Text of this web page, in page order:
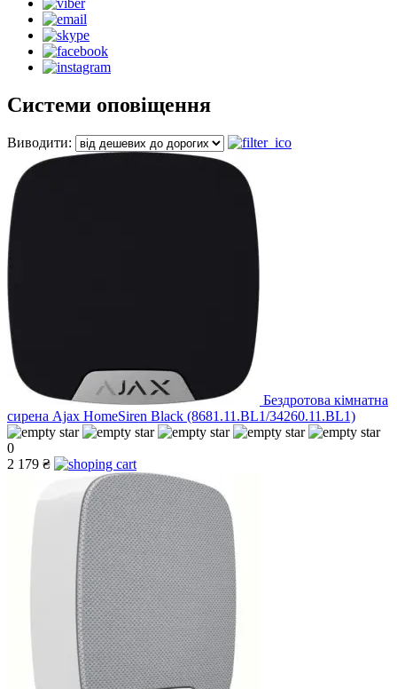
Системи оповіщення
Виводити:
Бездротова кімнатна
сирена Ajax HomeSiren Black (8681.11.BL1/34260.11.BL1)
0
2 179 ₴